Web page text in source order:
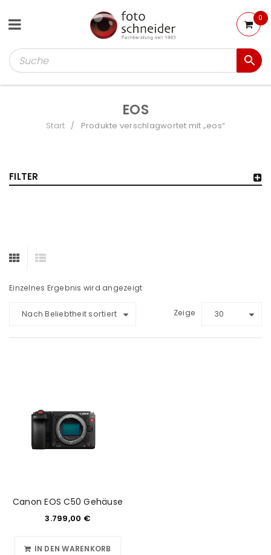
0
EOS
Start / Produkte verschlagwortet mit „eos“
FILTER
Einzelnes Ergebnis wird angezeigt
Nach Beliebtheit sortiert Zeige 30
Canon EOS C50 Gehäuse
3.799,00 €
IN DEN WARENKORB